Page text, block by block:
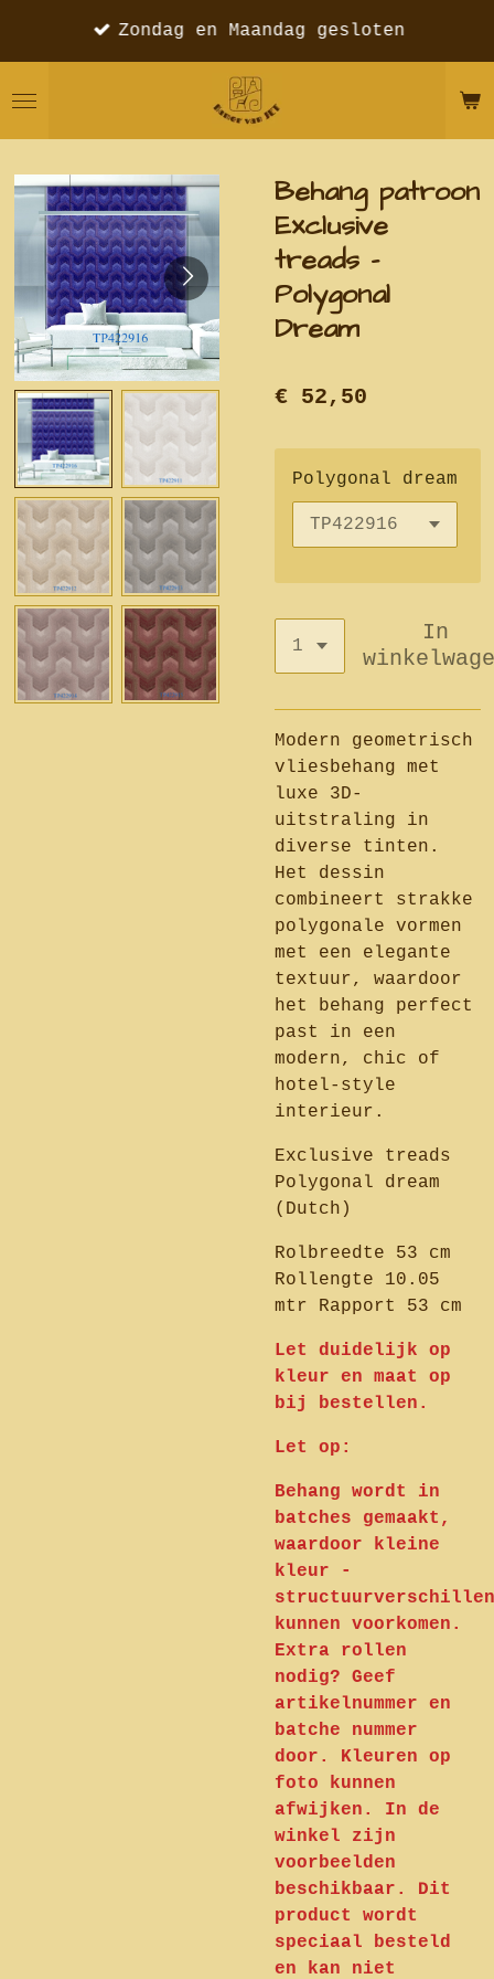
de
Zondag en Maandag gesloten
Behang patroon
Exclusive
treads -
Polygonal
Dream
€ 52,50
Polygonal dream
In
Modern geometrisch
vliesbehang met
luxe 3D-
uitstraling in
diverse tinten.
Het dessin
combineert strakke
polygonale vormen
met een elegante
textuur, waardoor
het behang perfect
past in een
modern, chic of
hotel-style
interieur.
Exclusive treads
Polygonal dream
(Dutch)
Rolbreedte 53 cm
Rollengte 10.05
mtr Rapport 53 cm
Let duidelijk op
kleur en maat op
bij bestellen.
Let op:
Behang wordt in
batches gemaakt,
waardoor kleine
kleur -
structuurverschillen
kunnen voorkomen.
Extra rollen
nodig? Geef
artikelnummer en
batche nummer
door. Kleuren op
foto kunnen
afwijken. In de
winkel zijn
voorbeelden
beschikbaar. Dit
product wordt
speciaal besteld
en kan niet